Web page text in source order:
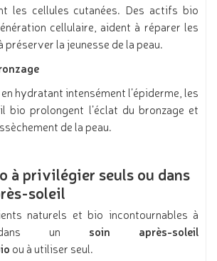
les cellules cutanées. Des actifs bio
cellulaire, aident à réparer les
préserver la jeunesse de la peau.
hydratant intensément l’épiderme, les
bio prolongent l’éclat du bronzage et
de la peau.
à privilégier seuls ou dans
soleil
naturels et bio incontournables à
dans un soin après-soleil
ou à utiliser seul.